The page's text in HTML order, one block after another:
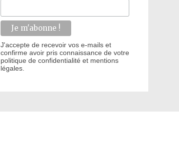
J'accepte de recevoir vos e-mails et
confirme avoir pris connaissance de votre
politique de confidentialité et mentions
légales.